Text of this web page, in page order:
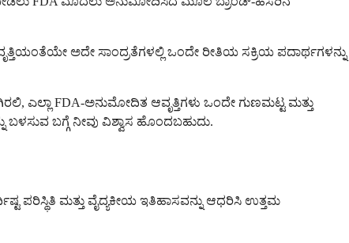
ಅದೇ ಸಾಂದ್ರತೆಗಳಲ್ಲಿ ಒಂದೇ ರೀತಿಯ ಸಕ್ರಿಯ ಪದಾರ್ಥಗಳನ್ನು
ಎಲ್ಲಾ FDA-ಅನುಮೋದಿತ ಆವೃತ್ತಿಗಳು ಒಂದೇ ಗುಣಮಟ್ಟ ಮತ್ತು
ಬಗ್ಗೆ ನೀವು ವಿಶ್ವಾಸ ಹೊಂದಬಹುದು.
ಪರಿಸ್ಥಿತಿ ಮತ್ತು ವೈದ್ಯಕೀಯ ಇತಿಹಾಸವನ್ನು ಆಧರಿಸಿ ಉತ್ತಮ